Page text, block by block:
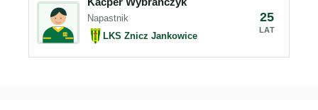
Napastnik
LKS Znicz Jankowice
25
LAT